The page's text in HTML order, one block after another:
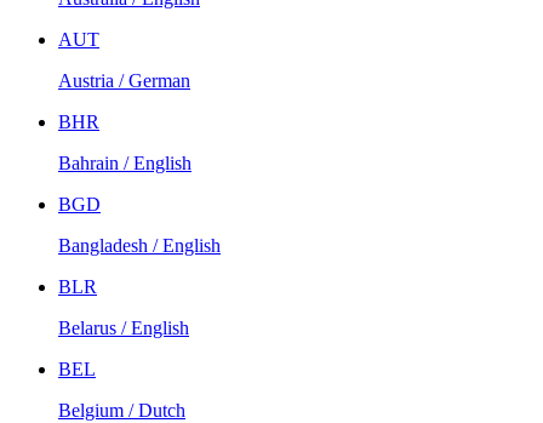
AUT
Austria / German
BHR
Bahrain / English
BGD
Bangladesh / English
BLR
Belarus / English
BEL
Belgium / Dutch